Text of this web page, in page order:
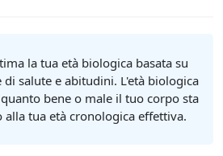
la tua età biologica basata su
salute e abitudini. L'età biologica
bene o male il tuo corpo sta
tua età cronologica effettiva.